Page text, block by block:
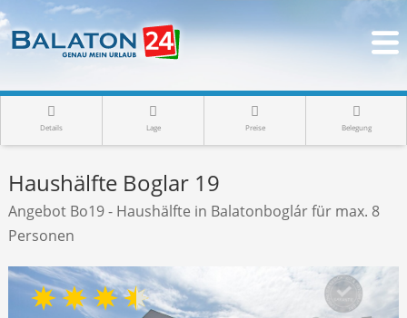
Details Lage Preise Belegung
Haushälfte Boglar 19
Angebot Bo19 - Haushälfte in Balatonboglár für max. 8
Personen